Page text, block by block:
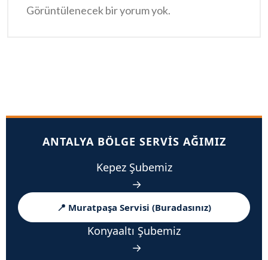
Görüntülenecek bir yorum yok.
ANTALYA BÖLGE SERVIS AĞIMIZ
Kepez Şubemiz
→
📍 Muratpaşa Servisi (Buradasınız)
Konyaaltı Şubemiz
→